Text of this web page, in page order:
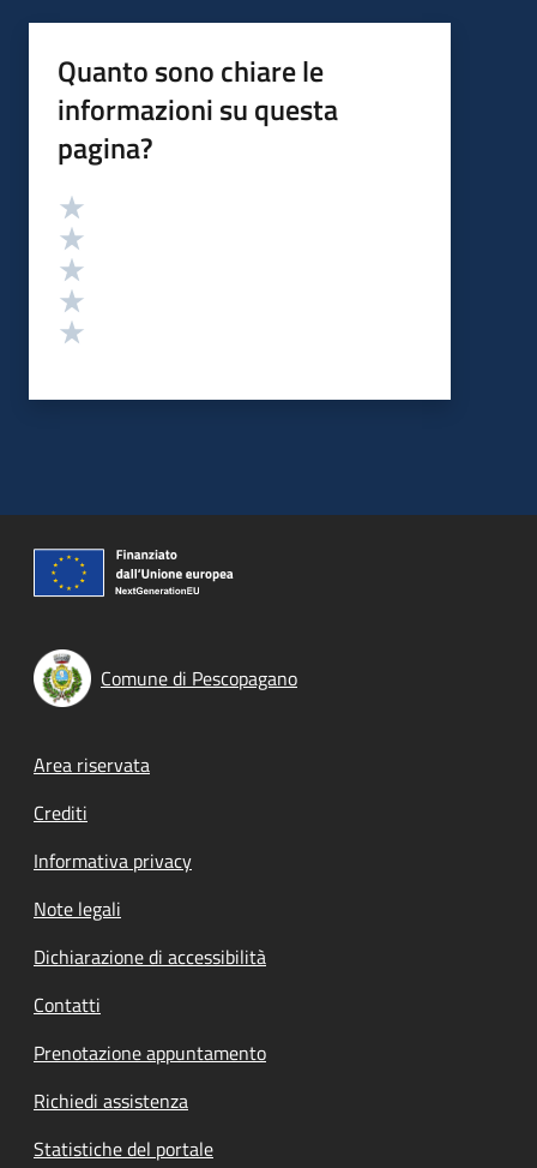
Quanto sono chiare le
informazioni su questa
pagina?
Valutazione
Comune di Pescopagano
Footer menu
Area riservata
Crediti
Informativa privacy
Note legali
Dichiarazione di accessibilità
Contatti
Prenotazione appuntamento
Richiedi assistenza
Statistiche del portale